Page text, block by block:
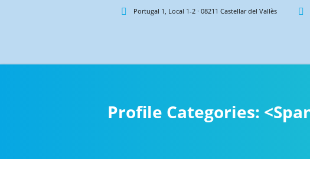
Portugal 1, Local 1-2 · 08211 Castellar del Vallès
Profile Categories: